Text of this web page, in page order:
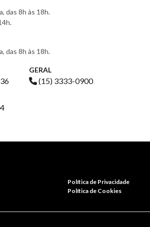
das 8h às 18h.
das 8h às 18h.
GERAL
(15) 3333-0900
Política de Privacidade
Política de Cookies